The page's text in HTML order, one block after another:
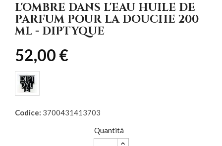
L'OMBRE DANS L'EAU HUILE DE
PARFUM POUR LA DOUCHE 200
ML - DIPTYQUE
52,00 €
Codice: 3700431413703
Quantità